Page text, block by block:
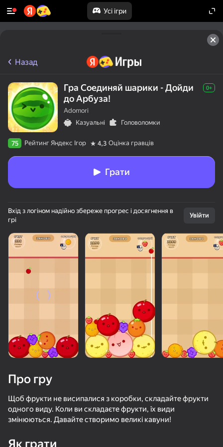
Усі ігри
Назад
Гра Соединяй шарики - Дойди
до Арбуза!
0+
Adomori
Казуальні
Головоломки
75 Рейтинг Яндекс Ігор 4,3 Оцінка гравців
Грати
Вхід з логіном надійно збереже прогрес і досягнення в
грі
Увійти
Про гру
Щоб фрукти не висипалися з коробки, складайте фрукти
одного виду. Коли ви складаєте фрукти, їх види
змінюються. Давайте створимо великі кавуни!
Як грати